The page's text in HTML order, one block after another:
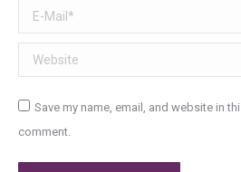
E-Mail *
Website
Save my name, email, and website in
comment.